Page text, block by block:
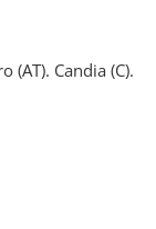
(AT). Candia (C).